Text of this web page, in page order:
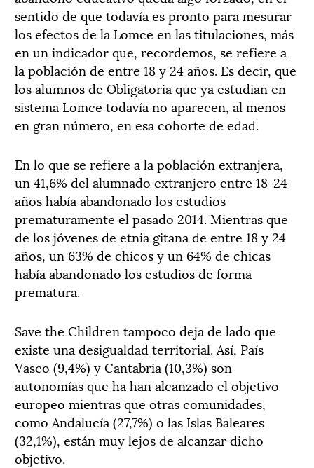
sentido de que todavía es pronto para mesurar
los efectos de la Lomce en las titulaciones, más
en un indicador que, recordemos, se refiere a
la población de entre 18 y 24 años. Es decir, que
los alumnos de Obligatoria que ya estudian en
sistema Lomce todavía no aparecen, al menos
en gran número, en esa cohorte de edad.
En lo que se refiere a la población extranjera,
un 41,6% del alumnado extranjero entre 18-24
años había abandonado los estudios
prematuramente el pasado 2014. Mientras que
de los jóvenes de etnia gitana de entre 18 y 24
años, un 63% de chicos y un 64% de chicas
había abandonado los estudios de forma
prematura.
Save the Children tampoco deja de lado que
existe una desigualdad territorial. Así, País
Vasco (9,4%) y Cantabria (10,3%) son
autonomías que ha han alcanzado el objetivo
europeo mientras que otras comunidades,
como Andalucía (27,7%) o las Islas Baleares
(32,1%), están muy lejos de alcanzar dicho
objetivo.